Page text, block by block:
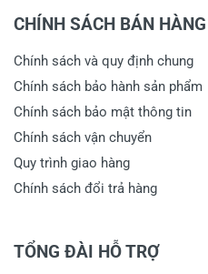
CHÍNH SÁCH BÁN HÀNG
Chính sách và quy định chung
Chính sách bảo hành sản phẩm
Chính sách bảo mật thông tin
Chính sách vận chuyển
Quy trình giao hàng
Chính sách đổi trả hàng
TỔNG ĐÀI HỖ TRỢ